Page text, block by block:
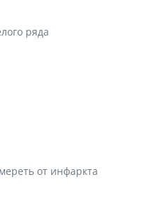
ряда
от инфаркта